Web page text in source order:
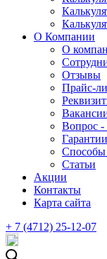
О Компании
О
Отзывы
Прайс-
Вопрос -
Гарантии
Способы
Статьи
Акции
Контакты
Карта сайта
+ 7 (4712) 25-12-07